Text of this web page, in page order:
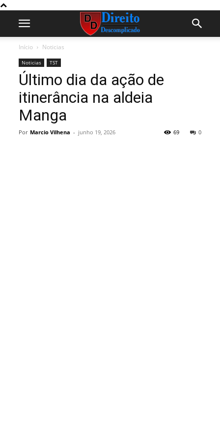
Início Noticias
Noticias TST
Último dia da ação de
itinerância na aldeia
Manga
Por Marcio Vilhena - junho 19, 2026 0
69